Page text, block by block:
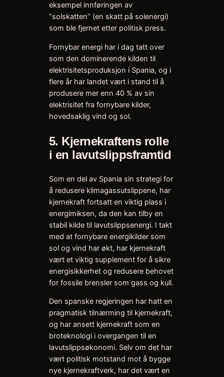
eksempel innføringen av
“solskatten” (en skatt på solenergi)
som ble fjernet etter politisk press.
Fornybar energi har i dag tatt over
som den dominerende kilden til
elektrisitetsproduksjon i Spania, og i
flere år har landet vært i stand til å
produsere mer enn 40 % av sin
elektrisitet fra fornybare kilder,
hovedsaklig vind og sol.
5. Kjernekraftens rolle
i en lavutslippsframtid
Som en del av Spania sin strategi for
å redusere klimagassutslippene, har
kjernekraft fortsatt en viktig plass i
energimiksen, da den kan tilby en
stabil kilde til lavutslippsenergi. I takt
med at fornybare energikilder som
sol og vind har økt, har kjernekraft
vært et viktig supplement for å sikre
energisikkerhet og redusere behovet
for fossile brensler som gass og kull.
Den spanske regjeringen har hatt en
pragmatisk tilnærming til kjernekraft,
og har ansett kjernekraft som en
broteknologi i overgangen til en
lavutslippsøkonomi. Selv om det har
vært politisk motstand mot å bygge
nye kjernekraftverk, har det vært en